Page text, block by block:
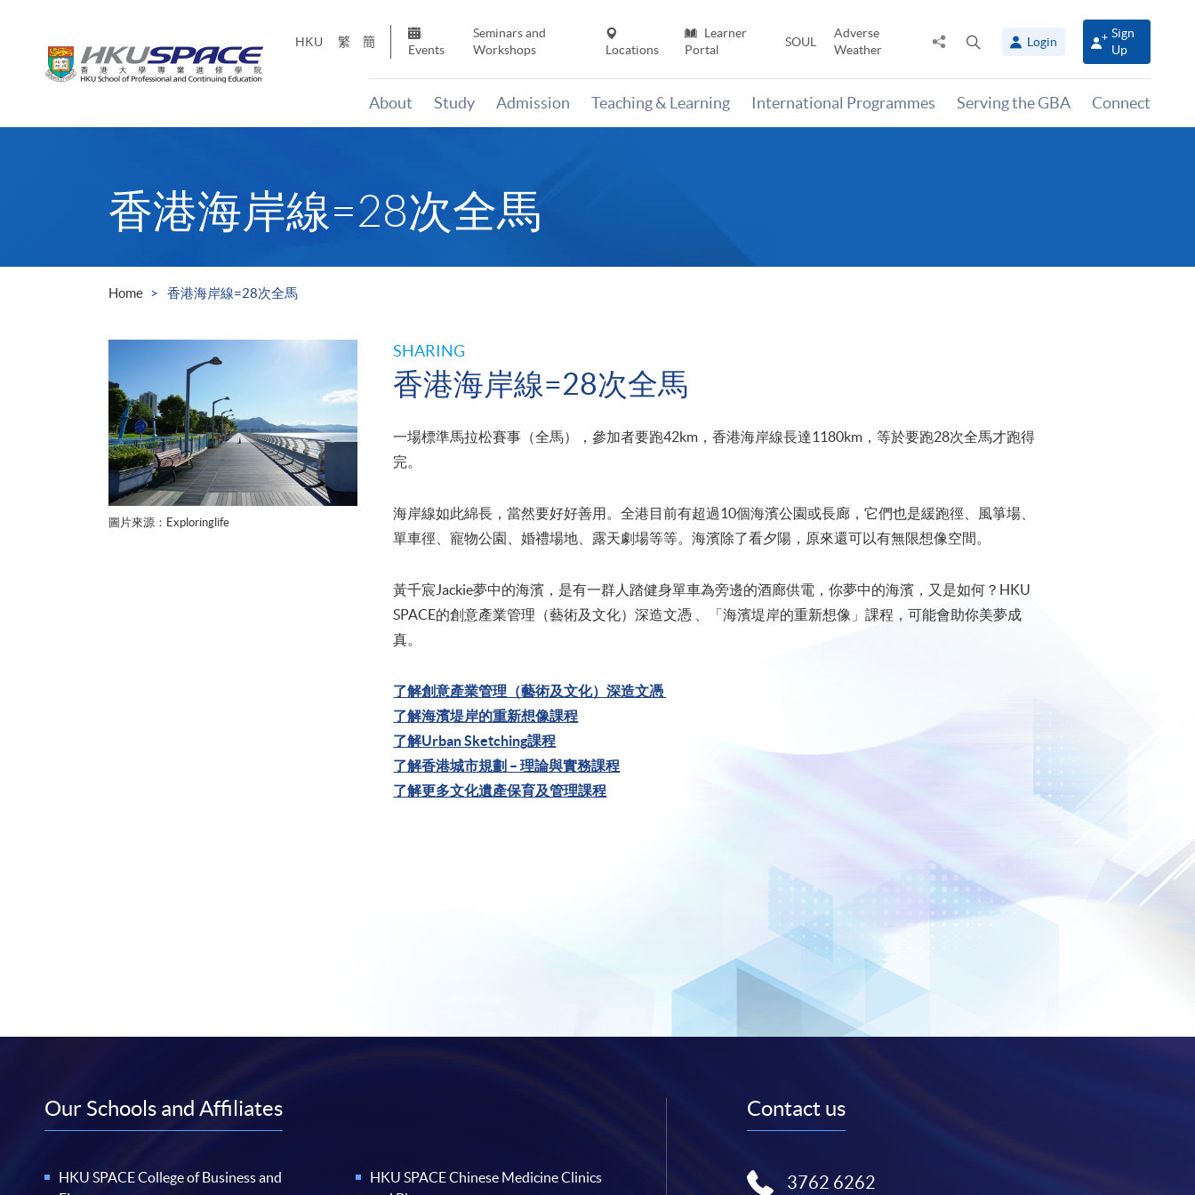
HKU 繁 簡
Events
Seminars and
Workshops
Locations
Learner
Portal
SOUL
Adverse
Weather
Share
panel
Login
Sign
Up
About Study Admission Teaching & Learning International Programmes Serving the GBA Connect
香港海岸線=28次全馬
Home 香港海岸線=28次全馬
SHARING
香港海岸線=28次全馬
一場標準馬拉松賽事（全馬），參加者要跑42km，香港海岸線長達1180km，等於要跑28次全馬才跑得
完。
海岸線如此綿長，當然要好好善用。全港目前有超過10個海濱公園或長廊，它們也是緩跑徑、風箏場、
單車徑、寵物公園、婚禮場地、露天劇場等等。海濱除了看夕陽，原來還可以有無限想像空間。
黃千宸Jackie夢中的海濱，是有一群人踏健身單車為旁邊的酒廊供電，你夢中的海濱，又是如何？HKU
SPACE的創意產業管理（藝術及文化）深造文憑 、「海濱堤岸的重新想像」課程，可能會助你美夢成
真。
了解創意產業管理（藝術及文化）深造文憑
了解海濱堤岸的重新想像課程
了解Urban Sketching課程
了解香港城市規劃 – 理論與實務課程
了解更多文化遺產保育及管理課程
圖片來源：Exploringlife
Our Schools and Affiliates
HKU SPACE College of Business and
HKU SPACE Chinese Medicine Clinics
Contact us
3762 6262